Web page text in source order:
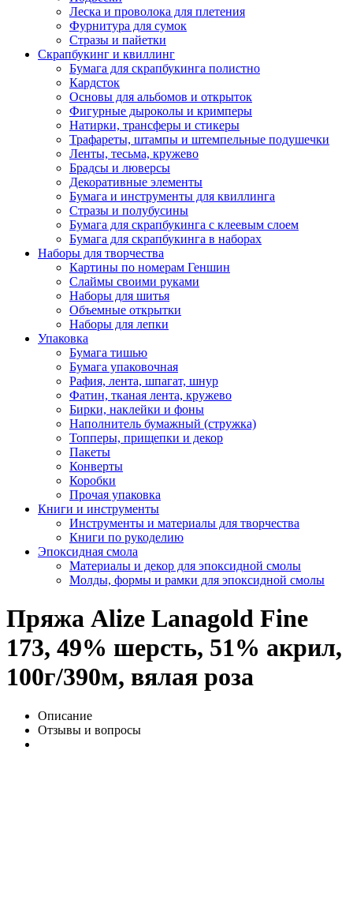
Леска и проволока для плетения
Фурнитура для сумок
Стразы и пайетки
Скрапбукинг и квиллинг
Бумага для скрапбукинга полистно
Кардсток
Основы для альбомов и открыток
Фигурные дыроколы и кримперы
Натирки, трансферы и стикеры
Трафареты, штампы и штемпельные подушечки
Ленты, тесьма, кружево
Брадсы и люверсы
Декоративные элементы
Бумага и инструменты для квиллинга
Стразы и полубусины
Бумага для скрапбукинга с клеевым слоем
Бумага для скрапбукинга в наборах
Наборы для творчества
Картины по номерам Геншин
Слаймы своими руками
Наборы для шитья
Объемные открытки
Наборы для лепки
Упаковка
Бумага тишью
Бумага упаковочная
Рафия, лента, шпагат, шнур
Фатин, тканая лента, кружево
Бирки, наклейки и фоны
Наполнитель бумажный (стружка)
Топперы, прищепки и декор
Пакеты
Конверты
Коробки
Прочая упаковка
Книги и инструменты
Инструменты и материалы для творчества
Книги по рукоделию
Эпоксидная смола
Материалы и декор для эпоксидной смолы
Молды, формы и рамки для эпоксидной смолы
Пряжа Alize Lanagold Fine
173, 49% шерсть, 51% акрил,
100г/390м, вялая роза
Описание
Отзывы и вопросы